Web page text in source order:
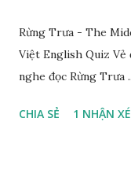
Rừng Trưa - The
Việt English Quiz Vẻ
nghe đọc Rừng Trưa
CHIA SẺ 1 NHẬN